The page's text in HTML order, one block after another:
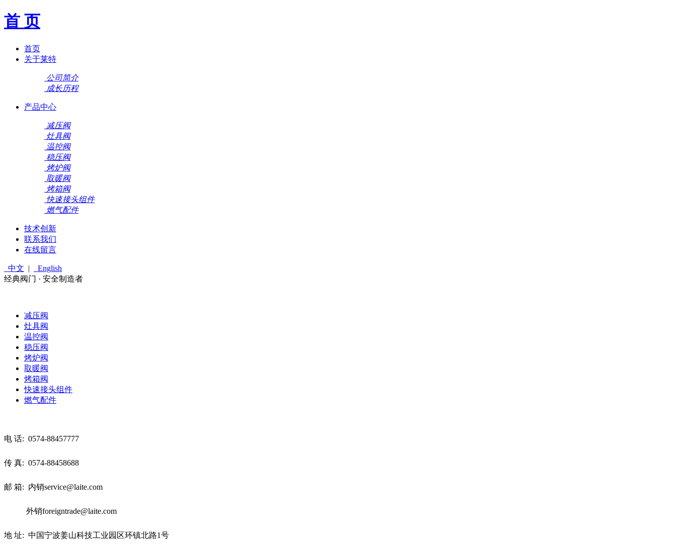
首 页
首页
关于莱特
公司简介
成长历程
产品中心
减压阀
灶具阀
温控阀
稳压阀
烤炉阀
取暖阀
烤箱阀
快速接头组件
燃气配件
技术创新
联系我们
在线留言
中文 |
English
经典阀门 · 安全制造者
减压阀
灶具阀
温控阀
稳压阀
烤炉阀
取暖阀
烤箱阀
快速接头组件
燃气配件
电 话: 0574-88457777
传 真: 0574-88458688
邮 箱: 内销service@laite.com
外销foreigntrade@laite.com
地 址: 中国宁波姜山科技工业园区环镇北路1号